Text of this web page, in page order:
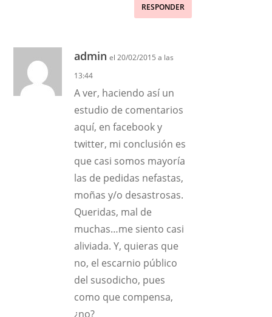
RESPONDER
admin el 20/02/2015 a las
13:44
A ver, haciendo así un
estudio de comentarios
aquí, en facebook y
twitter, mi conclusión es
que casi somos mayoría
las de pedidas nefastas,
moñas y/o desastrosas.
Queridas, mal de
muchas…me siento casi
aliviada. Y, quieras que
no, el escarnio público
del susodicho, pues
como que compensa,
¿no?